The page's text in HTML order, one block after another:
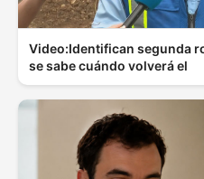
Video:Identifican segunda
se sabe cuándo volverá el